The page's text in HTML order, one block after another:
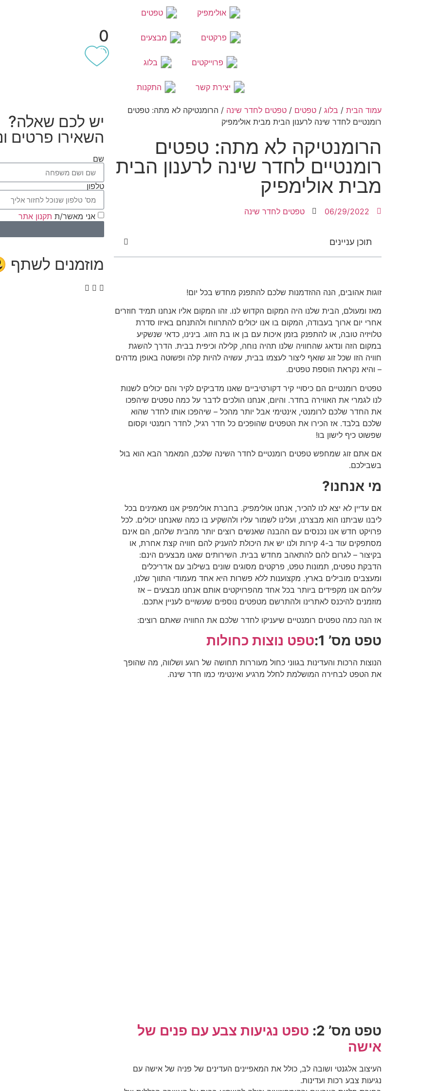
אולימפיק טפטים
פרקטים מבצעים
פרוייקטים בלוג
יצירת קשר התקנות
0
עמוד הבית / בלוג / טפטים / טפטים לחדר שינה / הרומנטיקה לא מתה: טפטים
רומנטיים לחדר שינה לרענון הבית מבית אולימפיק
הרומנטיקה לא מתה: טפטים
רומנטיים לחדר שינה לרענון הבית
מבית אולימפיק
06/29/2022 טפטים לחדר שינה
תוכן עניינים
זוגות אהובים, הנה ההזדמנות שלכם להתפנק מחדש בכל יום!
מאז ומעולם, הבית שלנו היה המקום הקדוש לנו. זהו המקום אליו אנחנו תמיד חוזרים
אחרי יום ארוך בעבודה, המקום בו אנו יכולים להתרווח ולהתנחם באיזו סדרת
טלויזיה טובה, או להתפנק בזמן איכות עם בן או בת הזוג. בינינו, כדאי שנשקיע
במקום הזה ונדאג שהחוויה שלנו תהיה נוחה, קלילה וכיפית בבית. הדרך להשגת
חוויה הזו שכל זוג שואף ליצור לעצמו בבית, עשויה להיות קלה ופשוטה באופן מדהים
– והיא נקראת הוספת טפטים.
טפטים רומנטיים הם כיסויי קיר דקורטיביים שאנו מדביקים לקיר והם יכולים לשנות
לנו לגמרי את האווירה בחדר. והיום, אנחנו הולכים לדבר על כמה טפטים שיהפכו
את החדר שלכם לרומנטי, אינטימי אבל יותר מהכל – שיהפכו אותו לחדר שהוא
שלכם בלבד. אז הכירו את הטפטים שהופכים כל חדר רגיל, לחדר רומנטי וקסום
שפשוט כיף לישון בו!
אם אתם זוג שמחפש טפטים רומנטיים לחדר השינה שלכם, המאמר הבא הוא בול
בשבילכם.
מי אנחנו?
אם עדיין לא יצא לנו להכיר, אנחנו אולימפיק. בחברת אולימפיק אנו מאמינים בכל
ליבנו שביתנו הוא מבצרנו, ועלינו לשמור עליו ולהשקיע בו כמה שאנחנו יכולים. לכל
פרויקט חדש אנו נכנסים עם ההבנה שאנשים רוצים יותר מהבית שלהם, הם אינם
מסתפקים עוד ב-4 קירות ולנו יש את היכולת להעניק להם חוויה קצת אחרת, או
בקיצור – לגרום להם להתאהב מחדש בבית. השירותים שאנו מבצעים הינם:
הדבקת טפטים, תמונות טפט, פרקטים מסוגים שונים בשילוב עם אדריכלים
ומעצבים מובילים בארץ. מקצוענות ללא פשרות היא אחד מעמודי התווך שלנו,
עליהם אנו מקפידים ביותר בכל אחד מהפרויקטים אותם אנחנו מבצעים – אז
מוזמנים להיכנס לאתרינו ולהתרשם מטפטים נוספים שעשויים לעניין אתכם.
אז הנה כמה טפטים רומנטיים שיעניקו לחדר שלכם את החוויה שאתם רוצים:
טפט מס’ 1: טפט נוצות כחולות
הנוצות הרכות והעדינות בגווני כחול מעוררות תחושה של רוגע ושלווה, מה שהופך
את הטפט לבחירה המושלמת לחלל מרגיע ואינטימי כמו חדר שינה.
טפט מס’ 2:
טפט נגיעות צבע עם פנים של
אישה
העיצוב אלגנטי ושובה לב, כולל את המאפיינים העדינים של פניה של אישה עם
נגיעות צבע רכות ועדינות.
יש לכם שאלה?
השאירו פרטים
שם
טלפון
אני מאשר/ת תקנון אתר
מוזמנים לשתף